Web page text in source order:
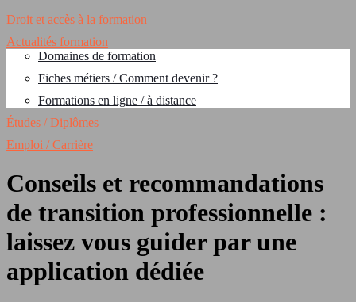
Droit et accès à la formation
Actualités formation
Domaines de formation
Fiches métiers / Comment devenir ?
Formations en ligne / à distance
Études / Diplômes
Emploi / Carrière
Conseils et recommandations
de transition professionnelle :
laissez vous guider par une
application dédiée